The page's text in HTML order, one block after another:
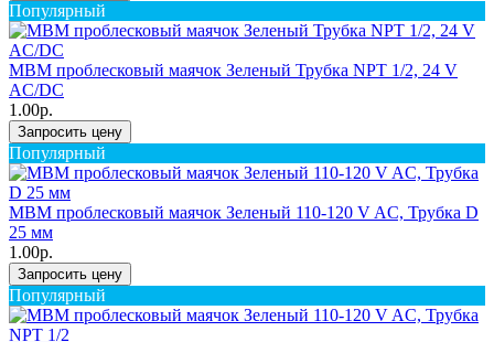
Популярный
MBM проблесковый маячок Зеленый Трубка NPT 1/2, 24 V
AC/DC
1.00р.
Запросить цену
Популярный
MBM проблесковый маячок Зеленый 110-120 V AC, Трубка D
25 мм
1.00р.
Запросить цену
Популярный